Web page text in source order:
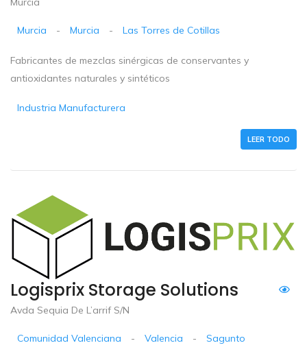
Murcia - Murcia - Las Torres de Cotillas
Fabricantes de mezclas sinérgicas de conservantes y
antioxidantes naturales y sintéticos
Industria Manufacturera
LEER TODO
Logisprix Storage Solutions
Avda Sequia De L’arrif S/N
Comunidad Valenciana - Valencia - Sagunto